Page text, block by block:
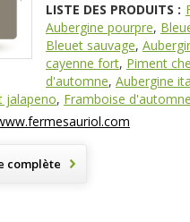
LISTE DES PRODUITS :
Aubergine pourpre,
Bleuet sauvage,
cayenne fort, Piment
d'automne, Aubergine
jalapeno, Framboise d'automne
complète